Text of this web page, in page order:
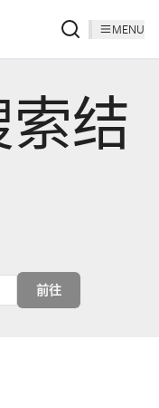
MENU
结
前往